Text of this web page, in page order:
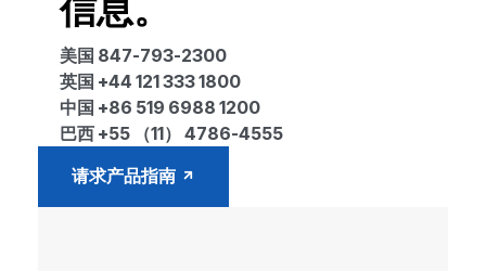
信息。
美国 847-793-2300
英国 +44 121 333 1800
中国 +86 519 6988 1200
巴西 +55 （11） 4786-4555
请求产品指南